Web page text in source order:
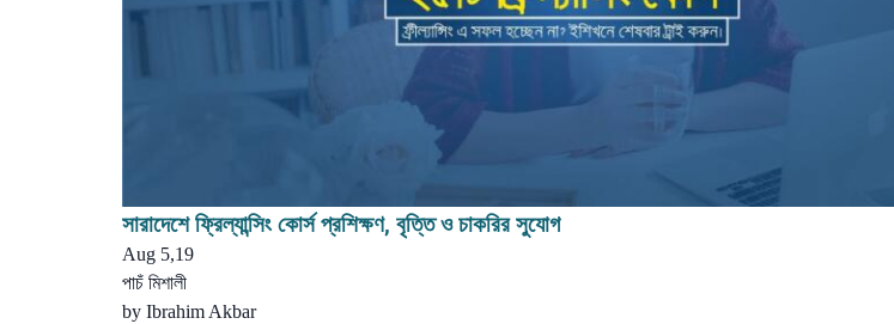
সারাদেশে ফ্রিল্যান্সিং কোর্স প্রশিক্ষণ, বৃত্তি ও চাকরির সুযোগ
Aug 5,19
পাচঁ মিশালী
by Ibrahim Akbar